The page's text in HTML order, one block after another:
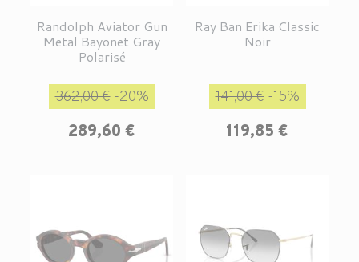
Randolph Aviator Gun
Metal Bayonet Gray
Polarisé
Prix de base
362,00 €-20%
289,60 €
Ray Ban Erika Classic
Noir
Prix de base
141,00 €-15%
119,85 €